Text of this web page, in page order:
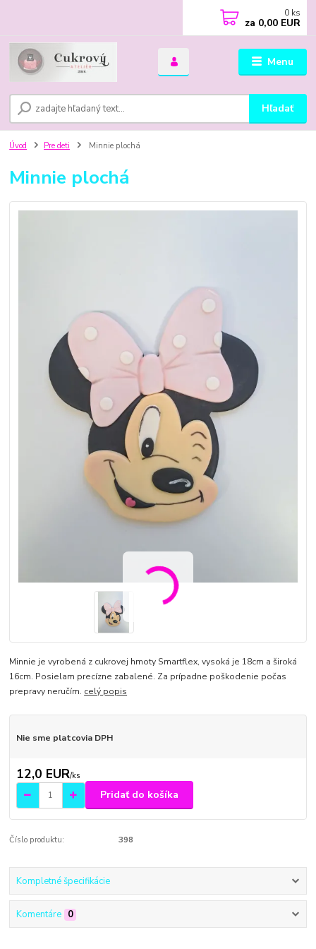
Menu
Hľadať
0 ks
za 0,00 EUR
Úvod Pre deti Minnie plochá
Minnie plochá
Minnie je vyrobená z cukrovej hmoty Smartflex, vysoká je 18cm a široká
16cm. Posielam precízne zabalené. Za prípadne poškodenie počas
prepravy neručím. celý popis
Nie sme platcovia DPH
12,0 EUR/ks
Pridať do košíka
Číslo produktu: 398
Kompletné špecifikácie
Komentáre 0